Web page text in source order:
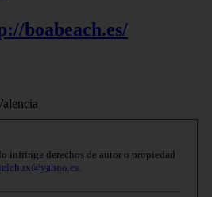
boabeach.es/
infringe derechos de autor o propiedad